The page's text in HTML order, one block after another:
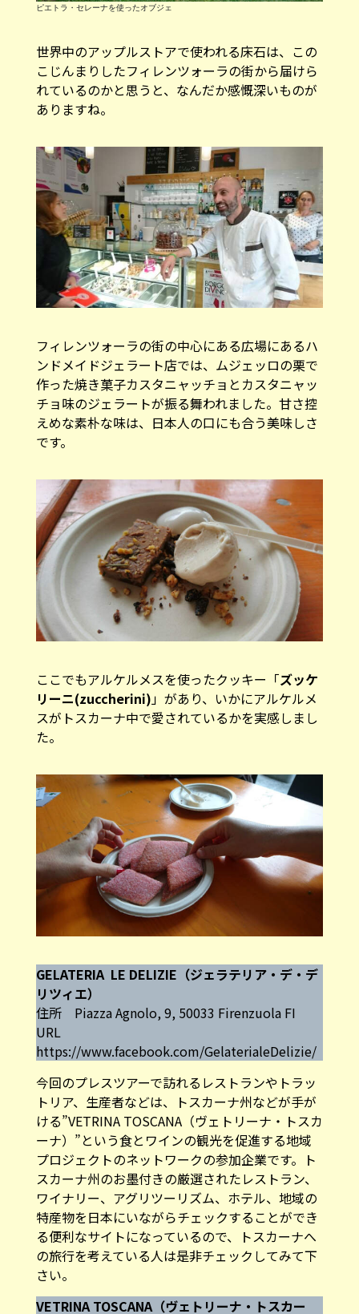
ピエトラ・セレーナを使ったオブジェ
世界中のアップルストアで使われる床石は、この
こじんまりしたフィレンツォーラの街から届けら
れているのかと思うと、なんだか感慨深いものが
ありますね。
フィレンツォーラの街の中心にある広場にあるハ
ンドメイドジェラート店では、ムジェッロの栗で
作った焼き菓子カスタニャッチョとカスタニャッ
チョ味のジェラートが振る舞われました。甘さ控
えめな素朴な味は、日本人の口にも合う美味しさ
です。
ここでもアルケルメスを使ったクッキー「ズッケ
リーニ(zuccherini)」があり、いかにアルケルメ
スがトスカーナ中で愛されているかを実感しまし
た。
GELATERIA LE DELIZIE（ジェラテリア・デ・デ
リツィエ）
住所 Piazza Agnolo, 9, 50033 Firenzuola FI
URL
https://www.facebook.com/GelaterialeDelizie/
今回のプレスツアーで訪れるレストランやトラッ
トリア、生産者などは、トスカーナ州などが手が
ける”VETRINA TOSCANA（ヴェトリーナ・トスカ
ーナ）”という食とワインの観光を促進する地域
プロジェクトのネットワークの参加企業です。ト
スカーナ州のお墨付きの厳選されたレストラン、
ワイナリー、アグリツーリズム、ホテル、地域の
特産物を日本にいながらチェックすることができ
る便利なサイトになっているので、トスカーナへ
の旅行を考えている人は是非チェックしてみて下
さい。
VETRINA TOSCANA（ヴェトリーナ・トスカー